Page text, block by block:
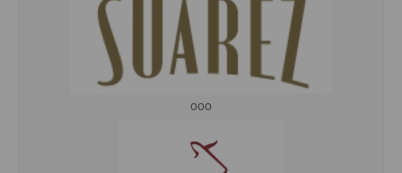
ooo